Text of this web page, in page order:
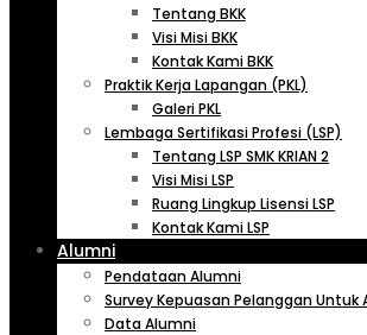
Tentang BKK
Visi Misi BKK
Kontak Kami BKK
Praktik Kerja Lapangan (PKL)
Galeri PKL
Lembaga Sertifikasi Profesi (LSP)
Tentang LSP SMK KRIAN 2
Visi Misi LSP
Ruang Lingkup Lisensi LSP
Kontak Kami LSP
Alumni
Pendataan Alumni
Survey Kepuasan Pelanggan Untuk
Data Alumni